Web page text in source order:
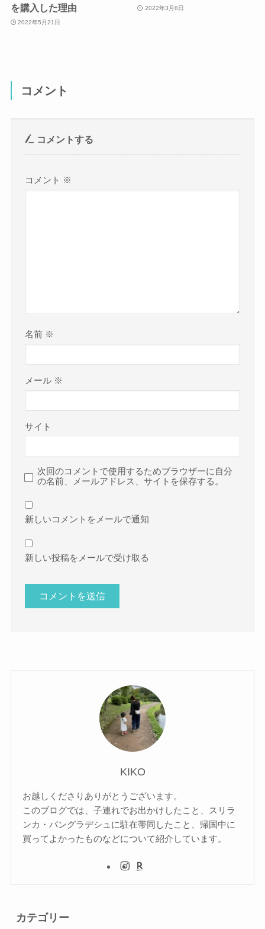
を購入した理由
2022年5月21日
2022年3月8日
コメント
コメントする
コメント ※
名前 ※
メール ※
サイト
次回のコメントで使用するためブラウザーに自分
の名前、メールアドレス、サイトを保存する。
新しいコメントをメールで通知
新しい投稿をメールで受け取る
KIKO
お越しくださりありがとうございます。
このブログでは、子連れでお出かけしたこと、スリラ
ンカ・バングラデシュに駐在帯同したこと、帰国中に
買ってよかったものなどについて紹介しています。
カテゴリー